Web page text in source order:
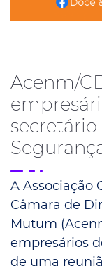
Acenm/
A Associação
Câmara de
Mutum
empresários
de uma